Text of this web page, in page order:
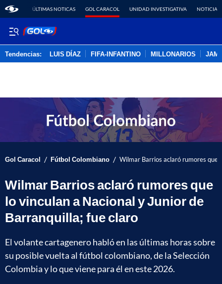
ÚLTIMAS NOTICAS GOL CARACOL UNIDAD INVESTIGATIVA NOTICIAS
Tendencias: LUIS DÍAZ FIFA-INFANTINO MILLONARIOS
Gol Caracol / Fútbol Colombiano / Wilmar Barrios aclaró rumores que
Wilmar Barrios aclaró rumores que
lo vinculan a Nacional y Junior de
Barranquilla; fue claro
El volante cartagenero habló en las últimas horas sobre
su posible vuelta al fútbol colombiano, de la Selección
Colombia y lo que viene para él en este 2026.